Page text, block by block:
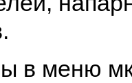
в меню